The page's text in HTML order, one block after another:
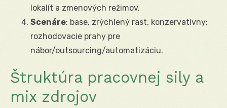
lokalít a zmenových režimov.
Scenáre: base, zrýchlený rast, konzervatívny;
rozhodovacie prahy pre
nábor/outsourcing/automatizáciu.
Štruktúra pracovnej sily a
mix zdrojov